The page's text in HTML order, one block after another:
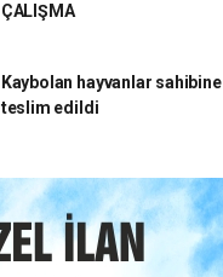
ÇALIŞMA
Kaybolan hayvanlar sahibine
teslim edildi